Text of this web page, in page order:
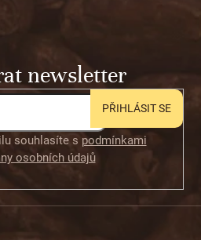
k
y
p
i
s
newsletter
souhlasíte s podmínkami
osobních údajů
PŘIHLÁSIT SE